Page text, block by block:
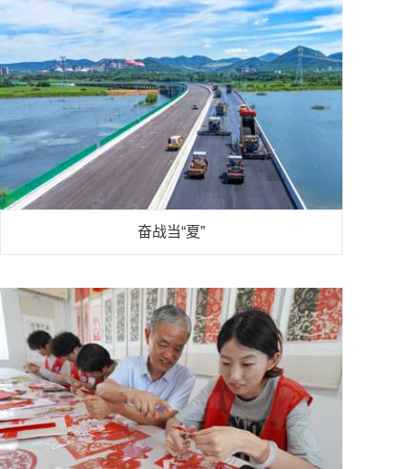
奋战当“夏”